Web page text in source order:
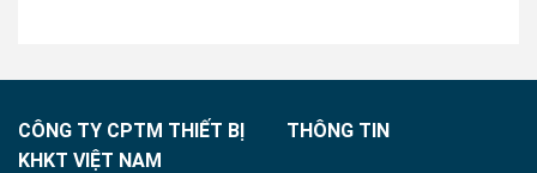
CÔNG TY CPTM THIẾT BỊ
KHKT VIỆT NAM
THÔNG TIN